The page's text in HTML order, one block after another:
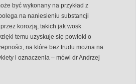
być wykonany na przykład z
na naniesieniu substancji
korozją, takich jak wosk
temu uzyskuje się powłoki o
na które bez trudu można na
i oznaczenia – mówi dr Andrzej